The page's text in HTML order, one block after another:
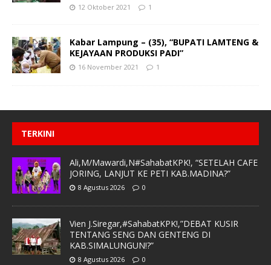
12 Oktober 2021 1
Kabar Lampung – (35), “BUPATI LAMTENG &
KEJAYAAN PRODUKSI PADI”
16 November 2021 1
TERKINI
Ali,M/Mawardi,N#SahabatKPK!, “SETELAH CAFE
JORING, LANJUT KE PETI KAB.MADINA?”
8 Agustus 2026 0
Vien J.Siregar,#SahabatKPK!,”DEBAT KUSIR
TENTANG SENG DAN GENTENG DI
KAB.SIMALUNGUN!?”
8 Agustus 2026 0